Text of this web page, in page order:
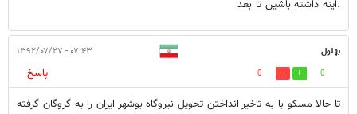
.اینه داشته باشین تا بعد
بهلول ۰۷:۴۳ - ۱۳۹۲/۰۷/۲۷
0
0
پاسخ
تا حالا مسکو با به تاخیر انداختن تحویل نیروگاه بوشهر ایران را به گروگان گرفته